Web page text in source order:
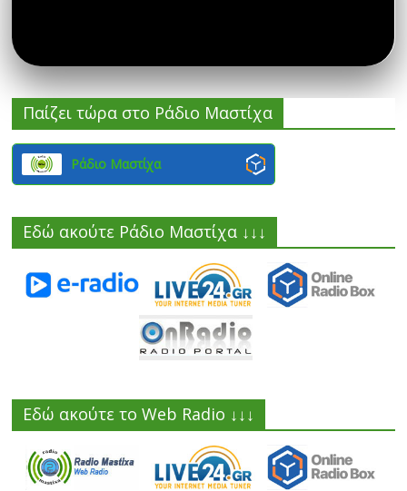
Παίζει τώρα στο Ράδιο Μαστίχα
Ράδιο Μαστίχα
Εδώ ακούτε Ράδιο Μαστίχα ↓↓↓
Εδώ ακούτε το Web Radio ↓↓↓